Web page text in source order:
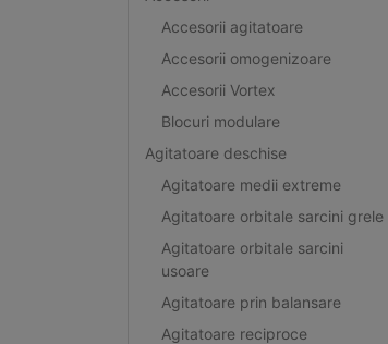
Accesorii agitatoare
Accesorii omogenizoare
Accesorii Vortex
Blocuri modulare
Agitatoare deschise
Agitatoare medii extreme
Agitatoare orbitale sarcini grele
Agitatoare orbitale sarcini
usoare
Agitatoare prin balansare
Agitatoare reciproce